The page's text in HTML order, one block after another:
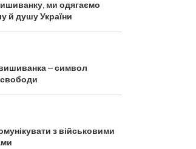
ми одягаємо
й душу України
– символ
свободи
з військовими